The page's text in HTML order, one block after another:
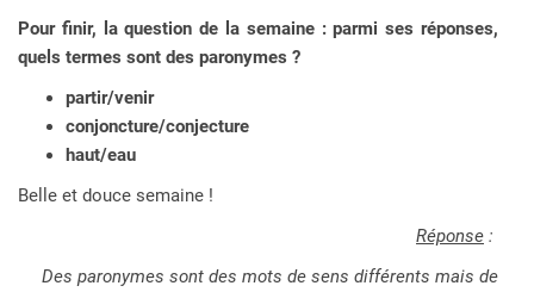
Pour finir, la question de la semaine : parmi ses réponses,
quels termes sont des paronymes ?
partir/venir
conjoncture/conjecture
haut/eau
Belle et douce semaine !
Réponse :
Des paronymes sont des mots de sens différents mais de